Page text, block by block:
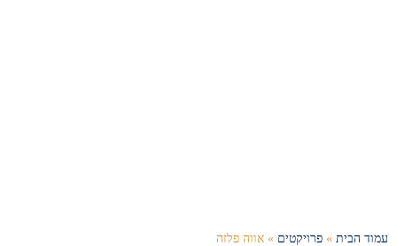
עמוד הבית»פרויקטים»אווה פלזה